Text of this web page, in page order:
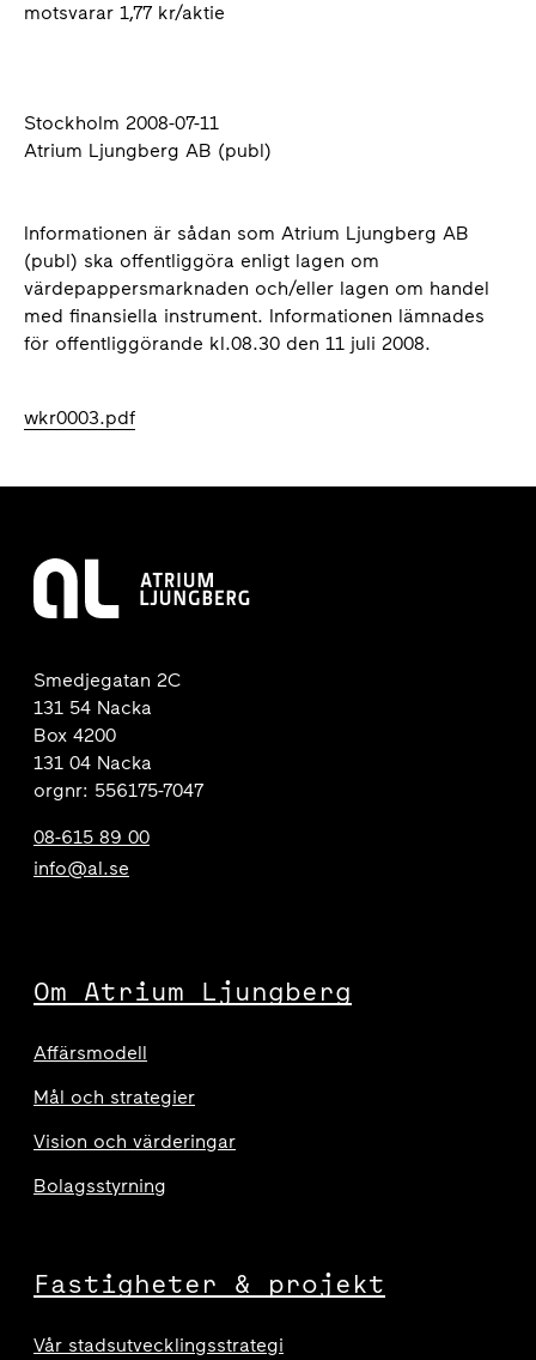
motsvarar 1,77 kr/aktie
Stockholm 2008-07-11
Atrium Ljungberg AB (publ)
Informationen är sådan som Atrium Ljungberg AB
(publ) ska offentliggöra enligt lagen om
värdepappersmarknaden och/eller lagen om handel
med finansiella instrument. Informationen lämnades
för offentliggörande kl.08.30 den 11 juli 2008.
wkr0003.pdf
Smedjegatan 2C
131 54 Nacka
Box 4200
131 04 Nacka
orgnr: 556175-7047
08-615 89 00
info@al.se
Om Atrium Ljungberg
Affärsmodell
Mål och strategier
Vision och värderingar
Bolagsstyrning
Fastigheter & projekt
Vår stadsutvecklingsstrategi